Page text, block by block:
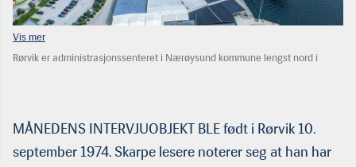
Rørvik er administrasjonssenteret i Nærøysund kommune lengst nord i
MÅNEDENS INTERVJUOBJEKT BLE født i Rørvik 10.
september 1974. Skarpe lesere noterer seg at han har